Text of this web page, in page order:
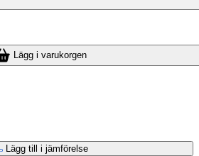
Lägg i varukorgen
Lägg till i jämförelse